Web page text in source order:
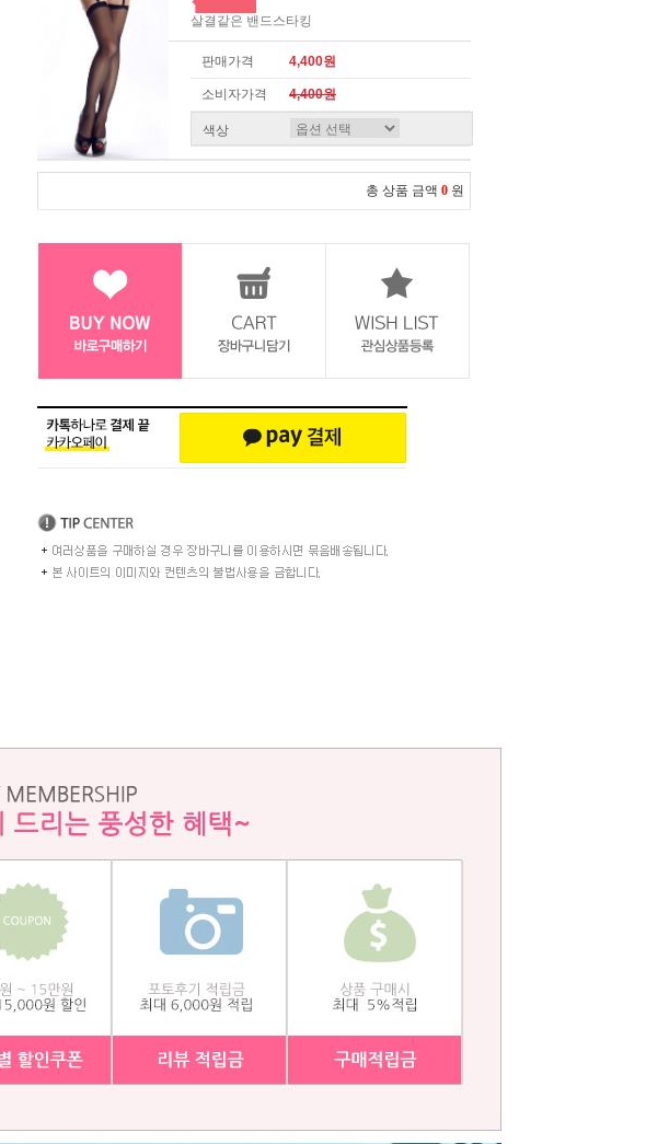
살결같은 밴드스타킹
판매가격 4,400원
소비자가격 4,400원
색상
총 상품 금액 0 원